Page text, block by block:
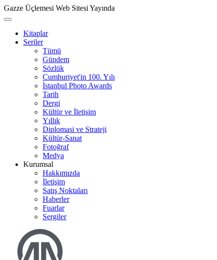
Gazze Üçlemesi Web Sitesi Yayında
Kitaplar
Seriler
Tümü
Gündem
Sözlük
Cumhuriyet'in 100. Yılı
İstanbul Photo Awards
Tarih
Dergi
Kültür ve İletişim
Yıllık
Diplomasi ve Strateji
Kültür-Sanat
Fotoğraf
Medya
Kurumsal
Hakkımızda
İletişim
Satış Noktaları
Haberler
Fuarlar
Sergiler